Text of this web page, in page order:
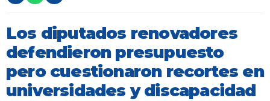
Los diputados renovadores
defendieron presupuesto
pero cuestionaron recortes en
universidades y discapacidad